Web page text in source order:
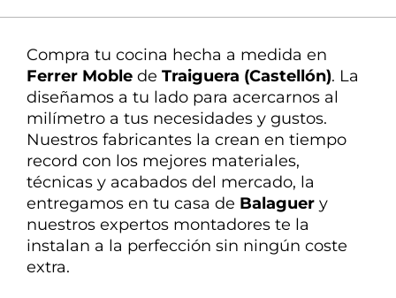
La mejor atención
decoración te ayuda en todo
Compra tu cocina hecha a medida en
Ferrer Moble de Traiguera (Castellón). La
diseñamos a tu lado para acercarnos al
milímetro a tus necesidades y gustos.
Nuestros fabricantes la crean en tiempo
record con los mejores materiales,
técnicas y acabados del mercado, la
entregamos en tu casa de Balaguer y
nuestros expertos montadores te la
instalan a la perfección sin ningún coste
extra.